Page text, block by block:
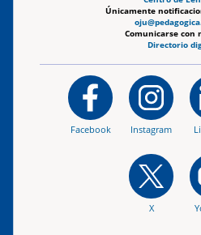
Únicamente
Comunicarse con
Directorio
Facebook Instagram
X